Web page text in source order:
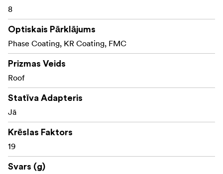
8
Optiskais Pārklājums
Phase Coating, KR Coating, FMC
Prizmas Veids
Roof
Statīva Adapteris
Jā
Krēslas Faktors
19
Svars (g)